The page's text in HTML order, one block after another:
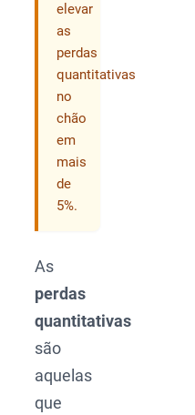
elevar
as
perdas
quantitativas
no
chão
em
mais
de
5%.
As
perdas
quantitativas
são
aquelas
que